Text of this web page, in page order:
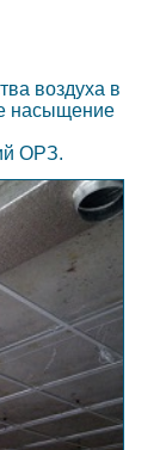
воздуха в
насыщение
ОРЗ.